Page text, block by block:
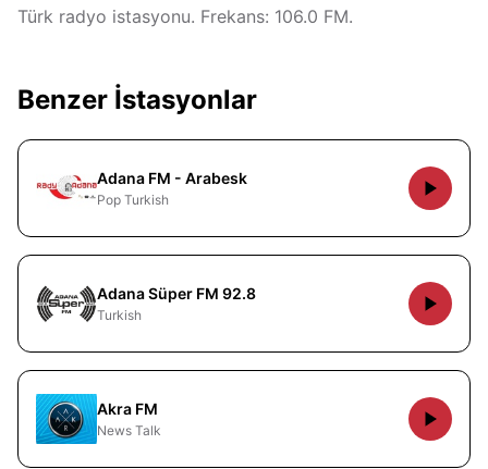
Türk radyo istasyonu. Frekans: 106.0 FM.
Benzer İstasyonlar
Adana FM - Arabesk
Pop Turkish
Adana Süper FM 92.8
Turkish
Akra FM
News Talk